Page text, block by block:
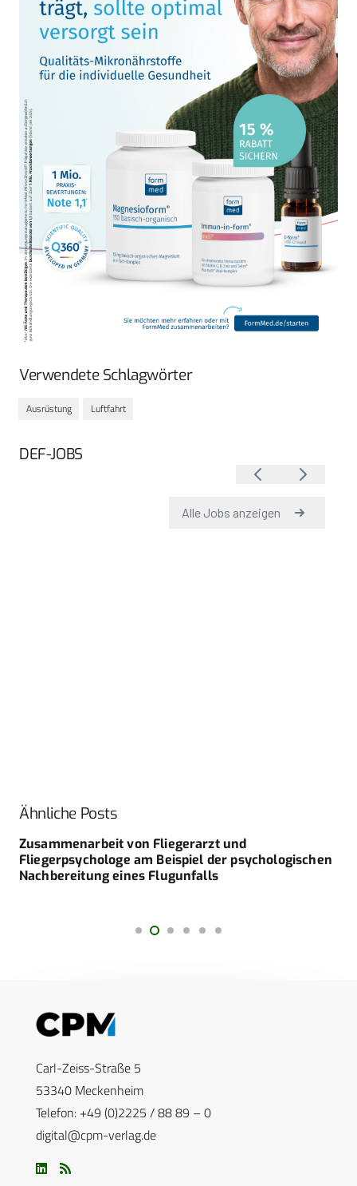
Verwendete Schlagwörter
Ausrüstung Luftfahrt
DEF-JOBS
Ähnliche Posts
Zusammenarbeit von Fliegerarzt und
Fliegerpsychologe am Beispiel der psychologischen
Nachbereitung eines Flugunfalls
Carl-Zeiss-Straße 5
53340 Meckenheim
Telefon: +49 (0)2225 / 88 89 – 0
digital@cpm-verlag.de